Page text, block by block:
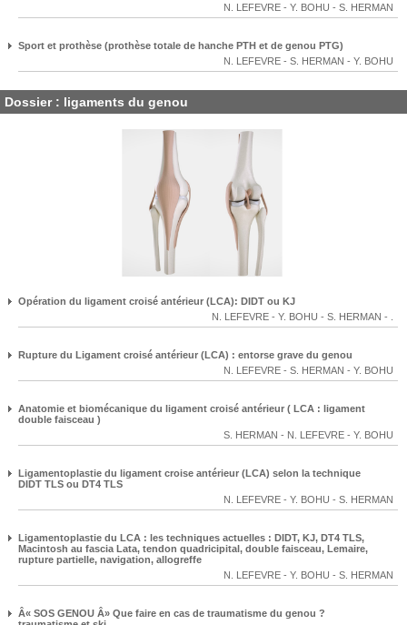
N. LEFEVRE - Y. BOHU - S. HERMAN
Sport et prothèse (prothèse totale de hanche PTH et de genou PTG)
N. LEFEVRE - S. HERMAN - Y. BOHU
Dossier : ligaments du genou
Opération du ligament croisé antérieur (LCA): DIDT ou KJ
N. LEFEVRE - Y. BOHU - S. HERMAN -
Rupture du Ligament croisé antérieur (LCA) : entorse grave du genou
N. LEFEVRE - S. HERMAN - Y. BOHU
Anatomie et biomécanique du ligament croisé antérieur ( LCA : ligament
double faisceau )
S. HERMAN - N. LEFEVRE - Y. BOHU
Ligamentoplastie du ligament croise antérieur (LCA) selon la technique
DIDT TLS ou DT4 TLS
N. LEFEVRE - Y. BOHU - S. HERMAN
Ligamentoplastie du LCA : les techniques actuelles : DIDT, KJ, DT4 TLS,
Macintosh au fascia Lata, tendon quadricipital, double faisceau, Lemaire,
rupture partielle, navigation, allogreffe
N. LEFEVRE - Y. BOHU - S. HERMAN
Â« SOS GENOU Â» Que faire en cas de traumatisme du genou ?